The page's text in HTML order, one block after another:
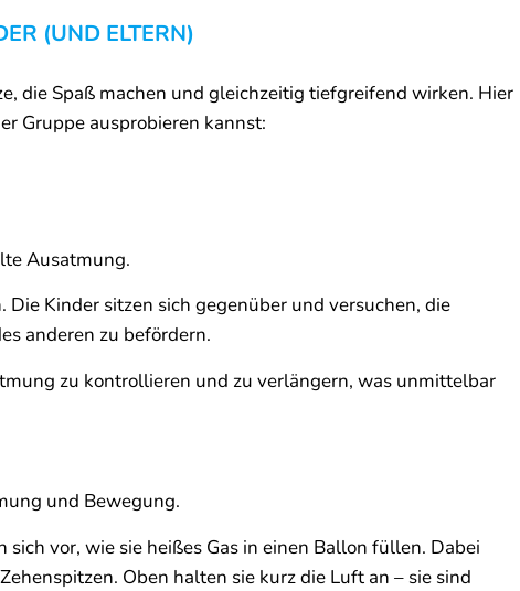
(UND ELTERN)
die Spaß machen und gleichzeitig tiefgreifend wirken. Hier
Gruppe ausprobieren kannst:
Ausatmung.
Kinder sitzen sich gegenüber und versuchen, die
anderen zu befördern.
zu kontrollieren und zu verlängern, was unmittelbar
und Bewegung.
vor, wie sie heißes Gas in einen Ballon füllen. Dabei
Oben halten sie kurz die Luft an – sie sind